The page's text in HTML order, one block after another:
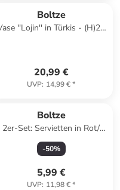
Boltze
''Lojin'' in Türkis - (H)26
20,99 €
UVP: 14,99 €*
Boltze
2er-Set: Servietten in Rot/
Grün - 2x 20 Stück
-50%
5,99 €
UVP: 11,98 €*